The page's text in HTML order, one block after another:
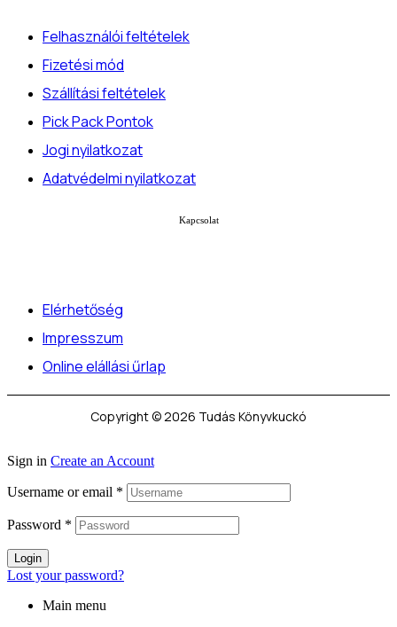
Felhasználói feltételek
Fizetési mód
Szállítási feltételek
Pick Pack Pontok
Jogi nyilatkozat
Adatvédelmi nyilatkozat
Kapcsolat
Elérhetőség
Impresszum
Online elállási űrlap
Copyright © 2026 Tudás Könyvkuckó
Sign in Create an Account
Username or email *
Password *
Login
Lost your password?
Main menu